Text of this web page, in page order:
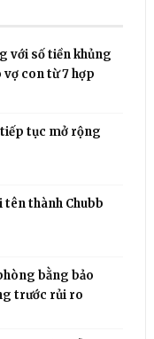
với số tiền khủng
vợ con từ 7 hợp
tục mở rộng
tên thành Chubb
bằng bảo
trước rủi ro